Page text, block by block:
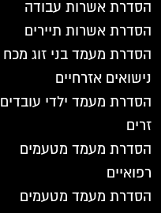
הסדרת אשרות עבודה
הסדרת אשרות תיירים
הסדרת מעמד בני זוג מכח
נישואים אזרחיים
הסדרת מעמד ילדי עובדים
זרים
הסדרת מעמד מטעמים
רפואיים
הסדרת מעמד מטעמים